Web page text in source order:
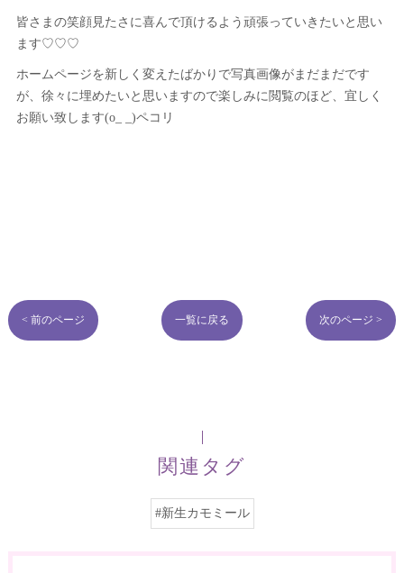
皆さまの笑顔見たさに喜んで頂けるよう頑張っていきたいと思い
ます♡♡♡
ホームページを新しく変えたばかりで写真画像がまだまだです
が、徐々に埋めたいと思いますので楽しみに閲覧のほど、宜しく
お願い致します(o_ _)ペコリ
< 前のページ 一覧に戻る 次のページ >
関連タグ
#新生カモミール